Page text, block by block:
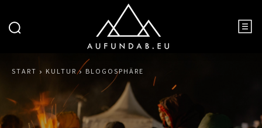
START KULTUR BLOGOSPHÄRE